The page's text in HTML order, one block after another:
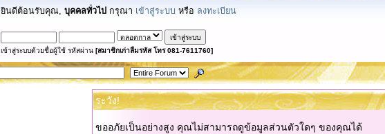
ยินดีต้อนรับคุณ, บุคคลทั่วไป กรุณา เข้าสู่ระบบ หรือ ลงทะเบียน
เข้าสู่ระบบด้วยชื่อผู้ใช้ รหัสผ่าน [สมาชิกเก่าลืมรหัส โทร 081-7611760]
ระวัง!
ขออภัยเป็นอย่างสูง คุณไม่สามารถดูข้อมูลส่วนตัวใดๆ ของคุณได้